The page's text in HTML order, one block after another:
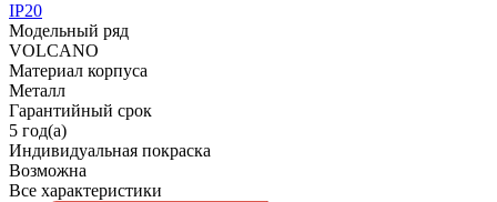
IP20
Модельный ряд
VOLCANO
Материал корпуса
Металл
Гарантийный срок
5 год(а)
Индивидуальная покраска
Возможна
Все характеристики